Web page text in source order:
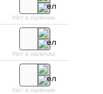
Нет в наличии
Нет в наличии
Нет в наличии